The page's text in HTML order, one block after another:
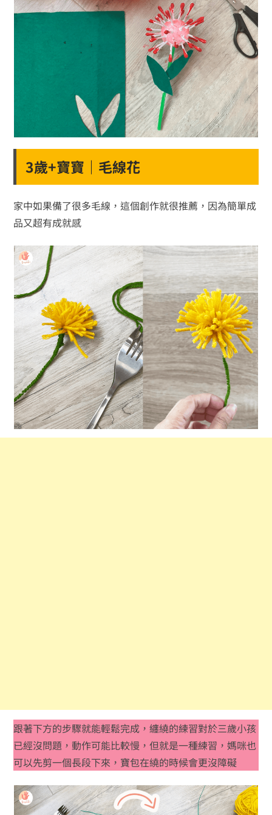
3歲+寶寶｜毛線花
家中如果備了很多毛線，這個創作就很推薦，因為簡單成
品又超有成就感
跟著下方的步驟就能輕鬆完成，纏繞的練習對於三歲小孩
已經沒問題，動作可能比較慢，但就是一種練習，媽咪也
可以先剪一個長段下來，寶包在繞的時候會更沒障礙